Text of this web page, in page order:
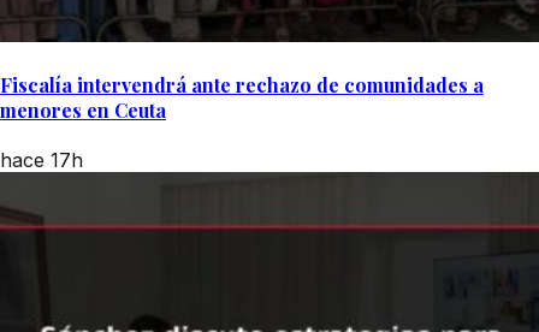
Fiscalía intervendrá ante rechazo de comunidades a
menores en Ceuta
hace 17h